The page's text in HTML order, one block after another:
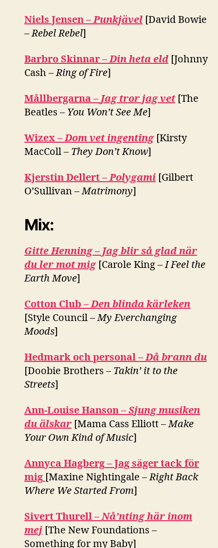
Niels Jensen –Punkjävel [David Bowie
–Rebel Rebel]
Barbro Skinnar –Din heta eld [Johnny
Cash –Ring of Fire]
Mållbergarna – Jag tror jag vet[The
Beatles – You Won’t See Me]
Wizex –Dom vet ingenting[Kirsty
MacColl – They Don’t Know]
Kjerstin Dellert –Polygami [Gilbert
O’Sullivan –Matrimony]
Mix:
Gitte Henning – Jag blir så glad när
du ler mot mig[Carole King –I Feel the
Earth Move]
Cotton Club –Den blinda kärleken
[Style Council –My Everchanging
Moods]
Hedmark och personal –Då brann du
[Doobie Brothers – Takin’ it to the
Streets]
Ann-Louise Hanson – Sjung musiken
du älskar [Mama Cass Elliott –Make
Your Own Kind of Music]
Annyca Hagberg – Jag säger tack för
mig [Maxine Nightingale –Right Back
Where We Started From]
Sivert Thurell –Nå’nting här inom
mej [The New Foundations –
Something for my Baby]